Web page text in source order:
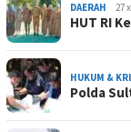
DAERAH 27
HUT RI
HUKUM &
Polda